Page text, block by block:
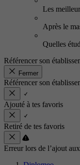
Les
Après le
Quelles
Référencer son
Fermer
Référencer son
Ajouté à tes favoris
Retiré de tes favoris
Erreur lors de l’ajout